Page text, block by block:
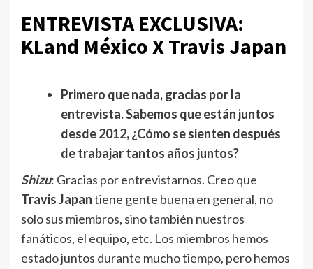
ENTREVISTA EXCLUSIVA:
KLand México X Travis Japan
Primero que nada, gracias por la
entrevista. Sabemos que están juntos
desde 2012, ¿Cómo se sienten después
de trabajar tantos años juntos?
Shizu: Gracias por entrevistarnos. Creo que
Travis Japantiene gente buena en general, no
solo sus miembros, sino también nuestros
fanáticos, el equipo, etc. Los miembros hemos
estado juntos durante mucho tiempo, pero hemos